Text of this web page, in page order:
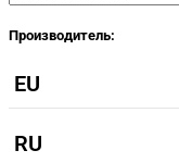
Производитель:
EU
RU